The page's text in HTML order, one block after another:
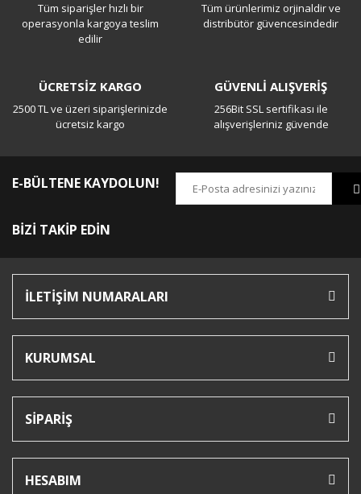
Yorum Yaz
Tüm siparişler hızlı bir
operasyonla kargoya teslim
edilir
Tüm ürünlerimiz orjinaldir ve
distribütör güvencesindedir
ÜCRETSİZ KARGO
2500 TL ve üzeri siparişlerinizde
ücretsiz kargo
GÜVENLİ ALIŞVERİŞ
256Bit SSL sertifikası ile
alışverişleriniz güvende
E-BÜLTENE KAYDOLUN!
BİZİ TAKİP EDİN
İLETİŞİM NUMARALARI
KURUMSAL
SİPARİŞ
HESABIM